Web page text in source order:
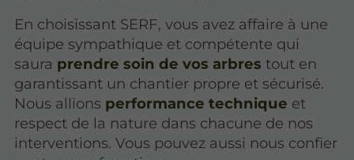
En choisissant SERF, vous avez affaire à une
équipe sympathique et compétente qui
saura prendre soin de vos arbres tout en
garantissant un chantier propre et sécurisé.
Nous allions performance technique et
respect de la nature dans chacune de nos
interventions. Vous pouvez aussi nous confier